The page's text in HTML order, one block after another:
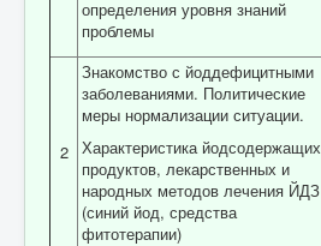
определения уровня знаний
проблемы
2
Знакомство с йоддефицитными
заболеваниями. Политические
меры нормализации ситуации.
Характеристика йодсодержащих
продуктов, лекарственных и
народных методов лечения ЙДЗ
(синий йод, средства
фитотерапии)